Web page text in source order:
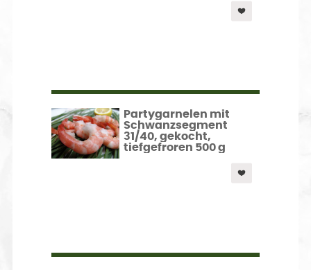
Partygarnelen mit
Schwanzsegment
31/40, gekocht,
tiefgefroren 500 g